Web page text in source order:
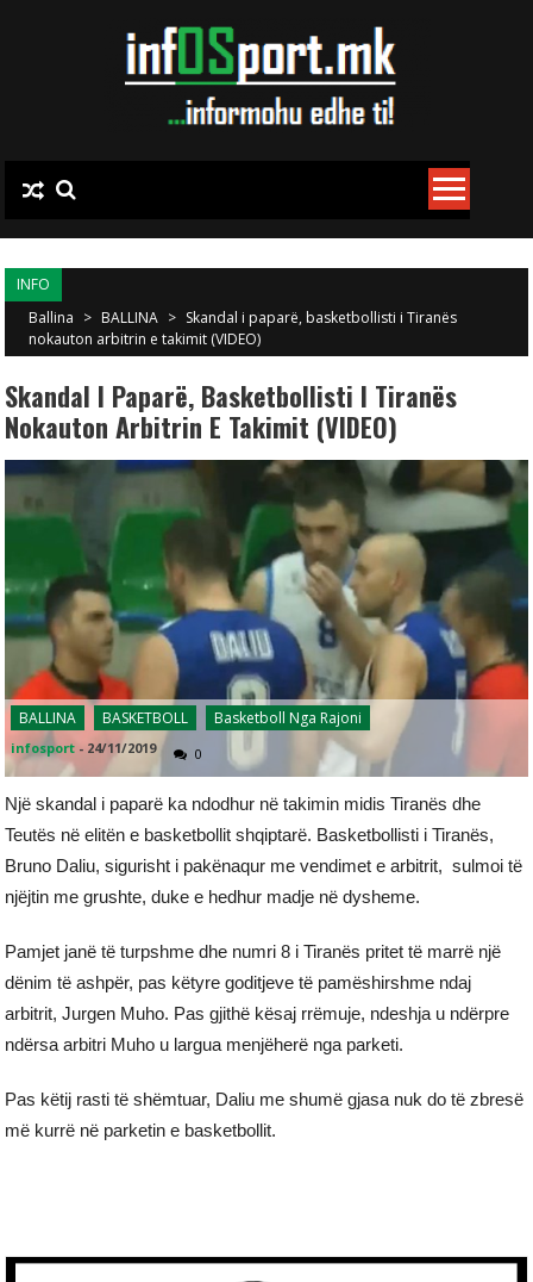
INFO
Ballina > BALLINA > Skandal i paparë, basketbollisti i Tiranës
nokauton arbitrin e takimit (VIDEO)
Skandal I Paparë, Basketbollisti I Tiranës
Nokauton Arbitrin E Takimit (VIDEO)
BALLINA BASKETBOLL Basketboll Nga Rajoni
infosport - 24/11/2019 0
Një skandal i paparë ka ndodhur në takimin midis Tiranës dhe
Teutës në elitën e basketbollit shqiptarë. Basketbollisti i Tiranës,
Bruno Daliu, sigurisht i pakënaqur me vendimet e arbitrit, sulmoi të
njëjtin me grushte, duke e hedhur madje në dysheme.
Pamjet janë të turpshme dhe numri 8 i Tiranës pritet të marrë një
dënim të ashpër, pas këtyre goditjeve të pamëshirshme ndaj
arbitrit, Jurgen Muho. Pas gjithë kësaj rrëmuje, ndeshja u ndërpre
ndërsa arbitri Muho u largua menjëherë nga parketi.
Pas këtij rasti të shëmtuar, Daliu me shumë gjasa nuk do të zbresë
më kurrë në parketin e basketbollit.